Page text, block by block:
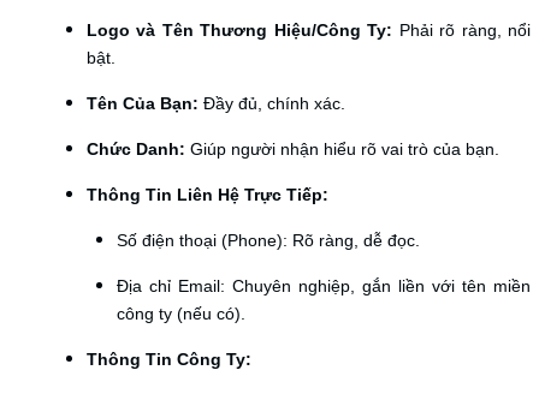
Logo và Tên Thương Hiệu/Công Ty: Phải rõ ràng, nổi
bật.
Tên Của Bạn: Đầy đủ, chính xác.
Chức Danh: Giúp người nhận hiểu rõ vai trò của bạn.
Thông Tin Liên Hệ Trực Tiếp:
Số điện thoại (Phone): Rõ ràng, dễ đọc.
Địa chỉ Email: Chuyên nghiệp, gắn liền với tên miền
công ty (nếu có).
Thông Tin Công Ty: